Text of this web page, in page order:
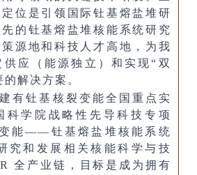
位是引领国际钍基熔盐堆研
的钍基熔盐堆核能系统研究
源地和科技人才高地，为我
供应（能源独立）和实现“双
解决方案。
有钍基核裂变能全国重点实
科学院战略性先导科技专项
能——钍基熔盐堆核能系统
究和发展相关核能科学与技
全产业链，目标是成为拥有